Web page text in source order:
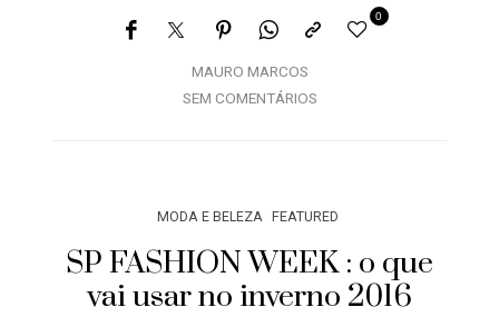
MAURO MARCOS
0
SEM COMENTÁRIOS
MODA E BELEZA FEATURED
SP FASHION WEEK : o que
vai usar no inverno 2016